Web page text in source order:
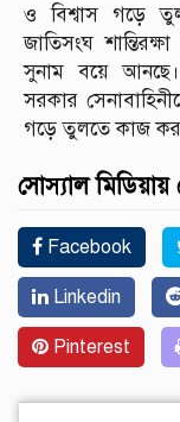
ও বিশ্বাস গড়ে
জাতিসংঘ
সুনাম বয়ে আনছে।
সরকার
গড়ে তুলতে কাজ
সোস্যাল
Facebook
Linkedin
Pinterest